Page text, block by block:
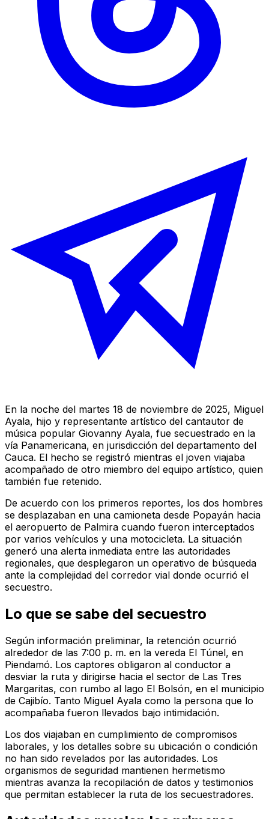
En la noche del martes 18 de noviembre de 2025, Miguel
Ayala, hijo y representante artístico del cantautor de
música popular Giovanny Ayala, fue secuestrado en la
vía Panamericana, en jurisdicción del departamento del
Cauca. El hecho se registró mientras el joven viajaba
acompañado de otro miembro del equipo artístico, quien
también fue retenido.
De acuerdo con los primeros reportes, los dos hombres
se desplazaban en una camioneta desde Popayán hacia
el aeropuerto de Palmira cuando fueron interceptados
por varios vehículos y una motocicleta. La situación
generó una alerta inmediata entre las autoridades
regionales, que desplegaron un operativo de búsqueda
ante la complejidad del corredor vial donde ocurrió el
secuestro.
Lo que se sabe del secuestro
Según información preliminar, la retención ocurrió
alrededor de las 7:00 p. m. en la vereda El Túnel, en
Piendamó. Los captores obligaron al conductor a
desviar la ruta y dirigirse hacia el sector de Las Tres
Margaritas, con rumbo al lago El Bolsón, en el municipio
de Cajibío. Tanto Miguel Ayala como la persona que lo
acompañaba fueron llevados bajo intimidación.
Los dos viajaban en cumplimiento de compromisos
laborales, y los detalles sobre su ubicación o condición
no han sido revelados por las autoridades. Los
organismos de seguridad mantienen hermetismo
mientras avanza la recopilación de datos y testimonios
que permitan establecer la ruta de los secuestradores.